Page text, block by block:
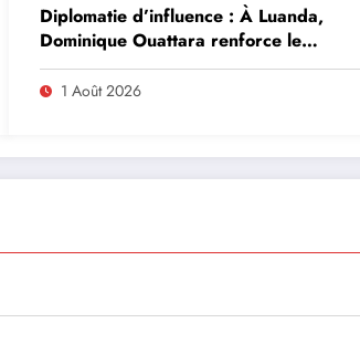
Diplomatie d’influence : À Luanda,
Dominique Ouattara renforce le
leadership solidaire de la Côte d’Ivoire
en Afrique
1 Août 2026